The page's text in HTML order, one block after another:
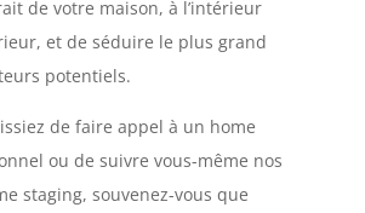
de votre maison, à l’intérieur
et de séduire le plus grand
potentiels.
de faire appel à un home
ou de suivre vous-même nos
staging, souvenez-vous que